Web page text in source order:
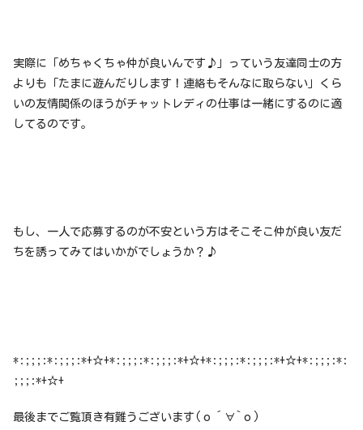
実際に「めちゃくちゃ仲が良いんです♪」っていう友達同士の方
よりも「たまに遊んだりします！連絡もそんなに取らない」くら
いの友情関係のほうがチャットレディの仕事は一緒にするのに適
してるのです。
もし、一人で応募するのが不安という方はそこそこ仲が良い友だ
ちを誘ってみてはいかがでしょうか？♪
*:;;;:*:;;;:*+☆+*:;;;:*:;;;:*+☆+*:;;;:*:;;;:*+☆+*:;;;:*:
;;;:*+☆+
最後までご覧頂き有難うございます(о´∀`о)